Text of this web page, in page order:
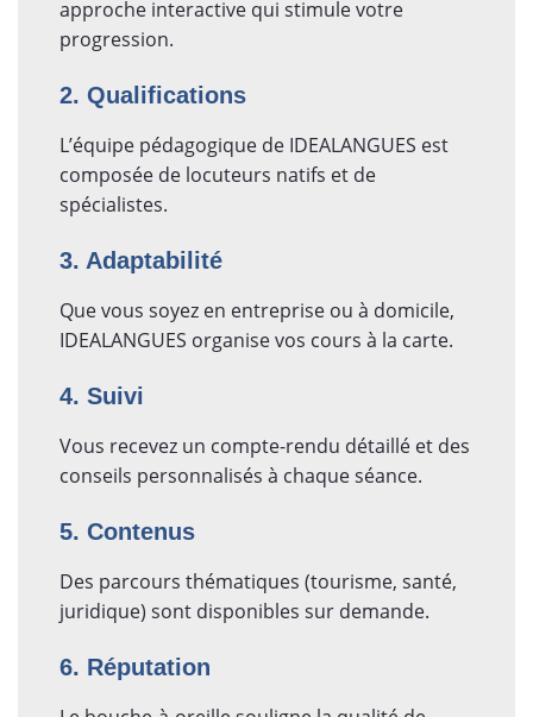
approche interactive qui stimule votre
progression.
2. Qualifications
L’équipe pédagogique de IDEALANGUES est
composée de locuteurs natifs et de
spécialistes.
3. Adaptabilité
Que vous soyez en entreprise ou à domicile,
IDEALANGUES organise vos cours à la carte.
4. Suivi
Vous recevez un compte-rendu détaillé et des
conseils personnalisés à chaque séance.
5. Contenus
Des parcours thématiques (tourisme, santé,
juridique) sont disponibles sur demande.
6. Réputation